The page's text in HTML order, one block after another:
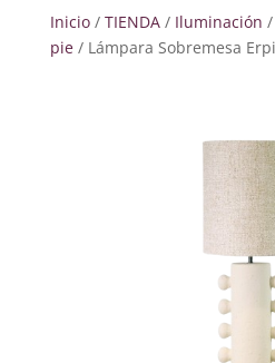
Inicio/ TIENDA/ Iluminación /
pie/ Lámpara Sobremesa